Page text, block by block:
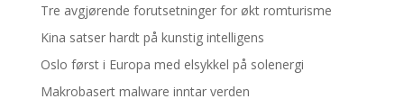
Tre avgjørende forutsetninger for økt romturisme
Kina satser hardt på kunstig intelligens
Oslo først i Europa med elsykkel på solenergi
Makrobasert malware inntar verden